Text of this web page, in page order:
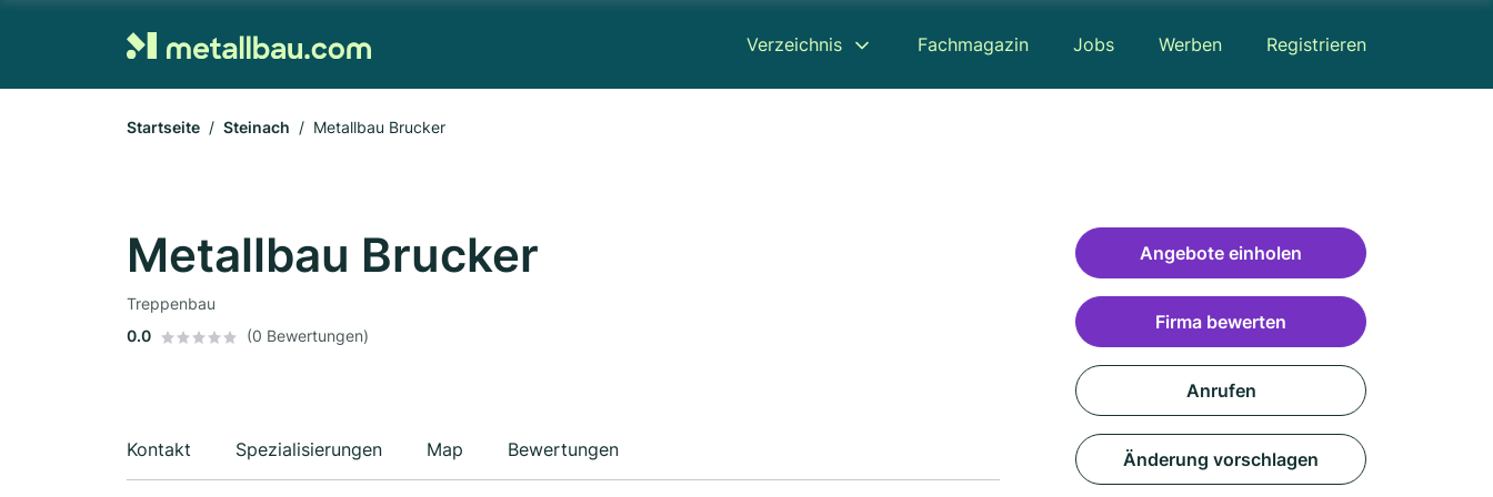
Verzeichnis Fachmagazin Jobs Werben Registrieren
Startseite Steinach Metallbau Brucker
Metallbau Brucker
Treppenbau
0.0
(0 Bewertungen)
Kontakt Spezialisierungen Map Bewertungen
Angebote einholen
Firma bewerten
Anrufen
Änderung vorschlagen